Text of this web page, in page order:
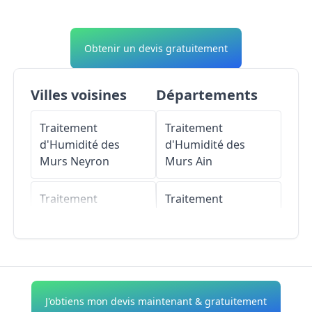
Obtenir un devis gratuitement
Villes voisines
Traitement
d'Humidité des
Murs Neyron
Traitement
Traitement
d'Humidité des
Murs Décines-
Départements
Traitement
d'Humidité des
Murs Ain
Traitement
Traitement
d'Humidité des
Murs Allier
J'obtiens mon devis maintenant & gratuitement